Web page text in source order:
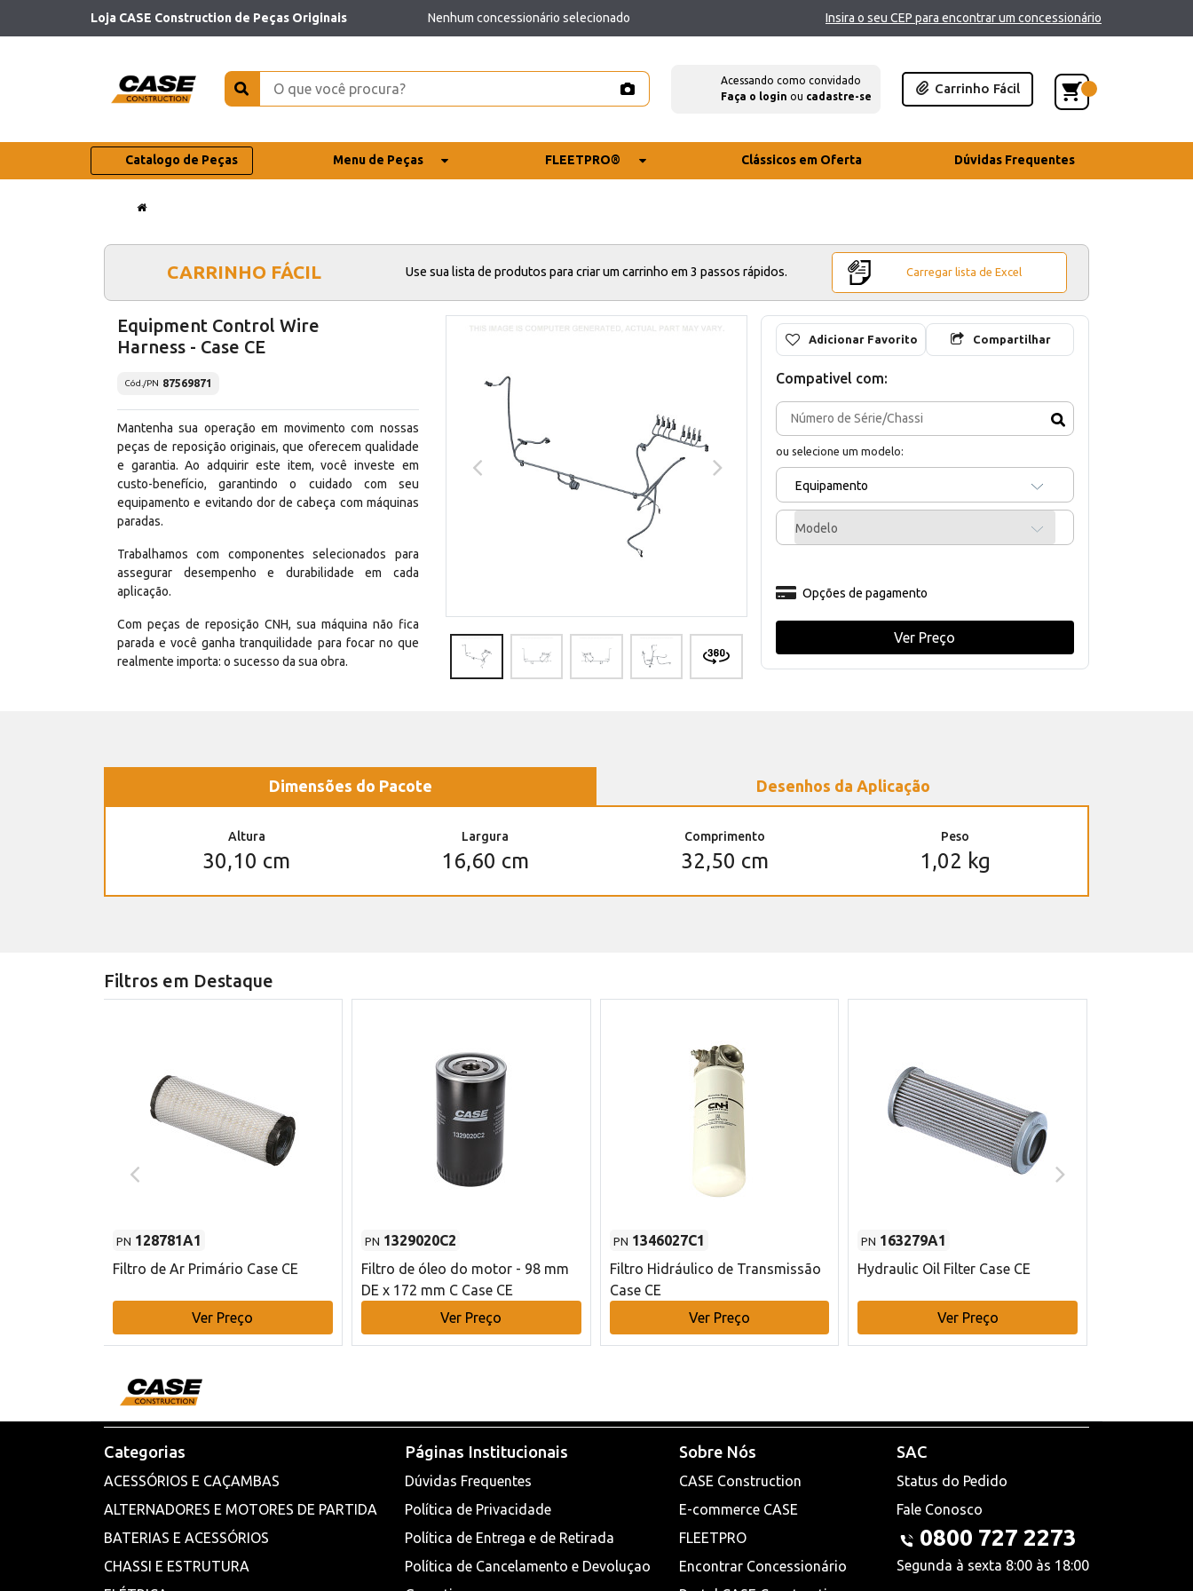
Loja CASE Construction de Peças Originais Nenhum concessionário selecionado Insira o seu CEP para encontrar um concessionário
Acessando como convidado
Faça o login ou cadastre-se
Carrinho Fácil
Catalogo de Peças Menu de Peças FLEETPRO® Clássicos em Oferta Dúvidas Frequentes
CARRINHO FÁCIL Use sua lista de produtos para criar um carrinho em 3 passos rápidos. Carregar lista de Excel
Equipment Control Wire
Harness - Case CE
Cód./PN 87569871
Mantenha sua operação em movimento com nossas
peças de reposição originais, que oferecem qualidade
e garantia. Ao adquirir este item, você investe em
custo-benefício, garantindo o cuidado com seu
equipamento e evitando dor de cabeça com máquinas
paradas.
Trabalhamos com componentes selecionados para
assegurar desempenho e durabilidade em cada
aplicação.
Com peças de reposição CNH, sua máquina não fica
parada e você ganha tranquilidade para focar no que
realmente importa: o sucesso da sua obra.
Adicionar Favorito Compartilhar
Compativel com:
ou selecione um modelo:
Equipamento
Modelo
Opções de pagamento
Ver Preço
Dimensões do Pacote Desenhos da Aplicação
Altura
30,10 cm
Largura
16,60 cm
Comprimento
32,50 cm
Peso
1,02 kg
Filtros em Destaque
PN 128781A1
Filtro de Ar Primário Case CE
Ver Preço
PN 1329020C2
Filtro de óleo do motor - 98 mm
DE x 172 mm C Case CE
Ver Preço
PN 1346027C1
Filtro Hidráulico de Transmissão
Case CE
Ver Preço
PN 163279A1
Hydraulic Oil Filter Case CE
Ver Preço
Categorias
ACESSÓRIOS E CAÇAMBAS
ALTERNADORES E MOTORES DE PARTIDA
BATERIAS E ACESSÓRIOS
CHASSI E ESTRUTURA
Páginas Institucionais
Dúvidas Frequentes
Política de Privacidade
Política de Entrega e de Retirada
Política de Cancelamento e Devoluçao
Sobre Nós
CASE Construction
E-commerce CASE
FLEETPRO
Encontrar Concessionário
SAC
Status do Pedido
Fale Conosco
0800 727 2273
Segunda à sexta 8:00 às 18:00